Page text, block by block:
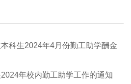
科生2024年4月份勤工助学酬金
年校内勤工助学工作的通知